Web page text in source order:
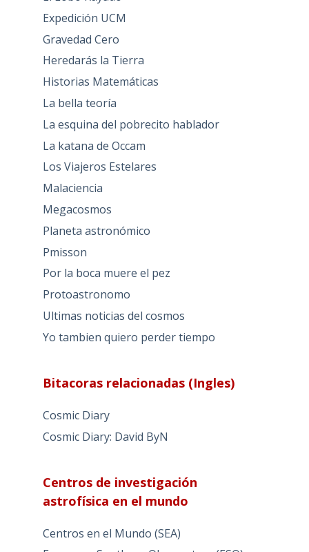
Expedición UCM
Gravedad Cero
Heredarás la Tierra
Historias Matemáticas
La bella teoría
La esquina del pobrecito hablador
La katana de Occam
Los Viajeros Estelares
Malaciencia
Megacosmos
Planeta astronómico
Pmisson
Por la boca muere el pez
Protoastronomo
Ultimas noticias del cosmos
Yo tambien quiero perder tiempo
Bitacoras relacionadas (Ingles)
Cosmic Diary
Cosmic Diary: David ByN
Centros de investigación
astrofísica en el mundo
Centros en el Mundo (SEA)